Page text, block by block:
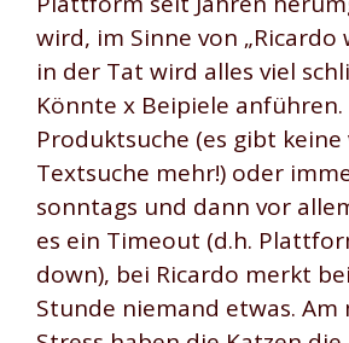
wird, im Sinne von „Ricardo
in der Tat wird alles viel
Könnte x Beipiele
Produktsuche (es gibt keine
Textsuche mehr!) oder
sonntags und dann vor
es ein Timeout (d.h.
down), bei Ricardo merkt
Stunde niemand etwas. Am